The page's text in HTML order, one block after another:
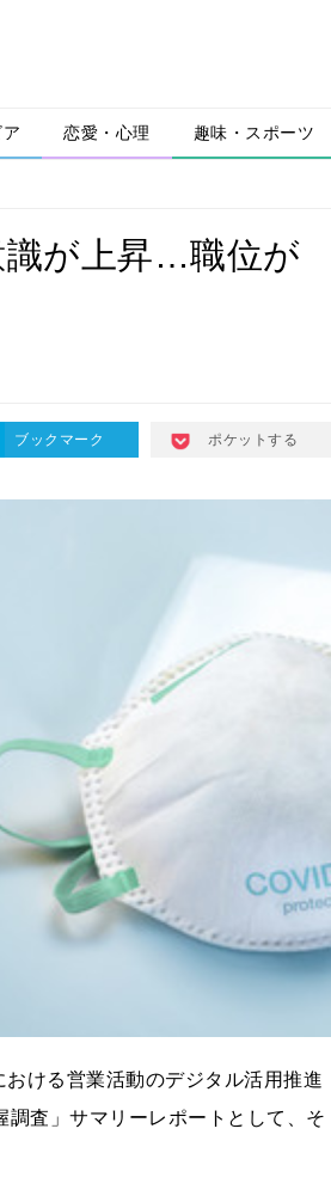
恋愛・心理 趣味・スポーツ
識が上昇…職位が
ブックマーク ポケットする
ける営業活動のデジタル活用推進
査」サマリーレポートとして、そ